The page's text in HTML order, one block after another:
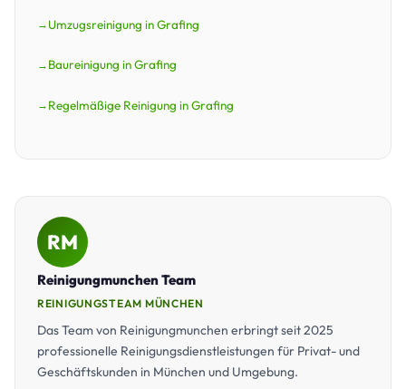
Umzugsreinigung in Grafing
Baureinigung in Grafing
Regelmäßige Reinigung in Grafing
RM
Reinigungmunchen Team
REINIGUNGSTEAM MÜNCHEN
Das Team von Reinigungmunchen erbringt seit 2025
professionelle Reinigungsdienstleistungen für Privat- und
Geschäftskunden in München und Umgebung.